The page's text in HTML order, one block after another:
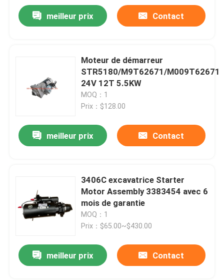
meilleur prix Contact
Moteur de démarreur
STR5180/M9T62671/M009T62671
24V 12T 5.5KW
MOQ：1
Prix：$128.00
meilleur prix Contact
3406C excavatrice Starter
Motor Assembly 3383454 avec 6
mois de garantie
MOQ：1
Prix：$65.00~$430.00
meilleur prix Contact